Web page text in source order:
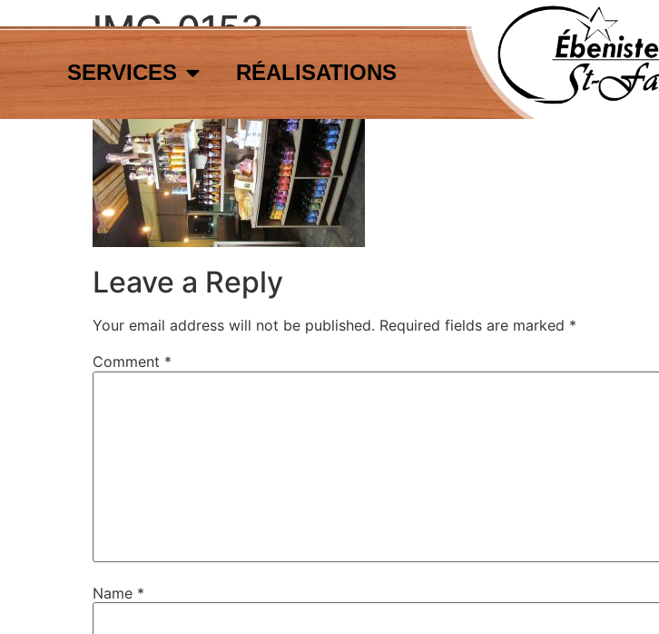
SERVICES RÉALISATIONS
IMG_0153
Leave a Reply
Your email address will not be published. Required fields are marked *
Comment *
Name *